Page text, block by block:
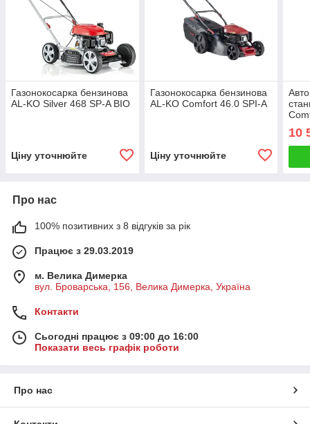
Газонокосарка бензинова
AL-KO Silver 468 SP-A BIO
Ціну уточнюйте
Газонокосарка бензинова
AL-KO Comfort 46.0 SPI-A
Ціну уточнюйте
10
Про нас
100% позитивних з 8 відгуків за рік
Працює з 29.03.2019
м. Велика Димерка
вул. Броварська, 156, Велика Димерка, Україна
Контакти
Сьогодні працює з 09:00 до 16:00
Показати весь графік роботи
Про нас